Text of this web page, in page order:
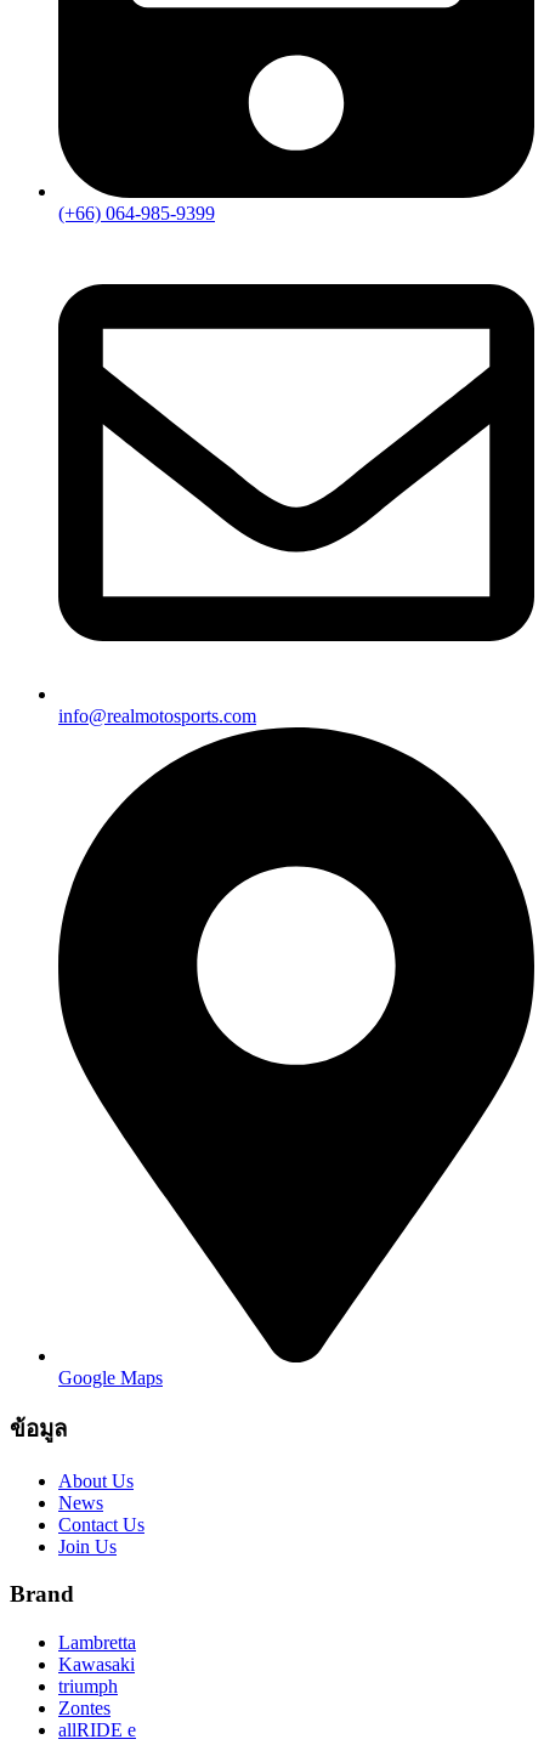
(+66) 064-985-9399
info@realmotosports.com
Google Maps
ข้อมูล
About Us
News
Contact Us
Join Us
Brand
Lambretta
Kawasaki
triumph
Zontes
allRIDE e